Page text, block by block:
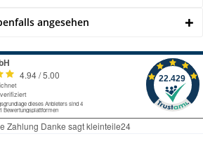
angesehen